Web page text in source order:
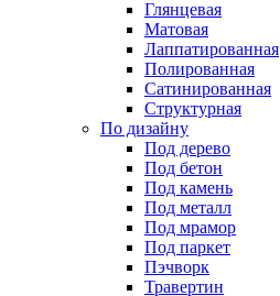
Глянцевая
Матовая
Лаппатированная
Полированная
Сатинированная
Структурная
По дизайну
Под дерево
Под бетон
Под камень
Под металл
Под мрамор
Под паркет
Пэчворк
Травертин